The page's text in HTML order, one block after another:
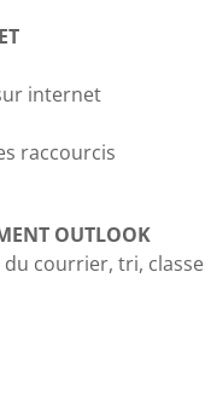
internet
raccourcis
OUTLOOK
courrier, tri,